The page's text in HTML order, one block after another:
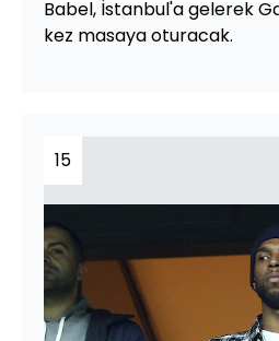
Babel, İstanbul'a gelerek
kez masaya oturacak.
15